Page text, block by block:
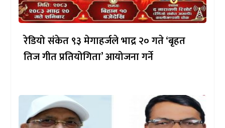
रेडियो संकेत ९३ मेगाहर्जले भाद्र २० गते ‘बृहत
तिज गीत प्रतियोगिता’ आयोजना गर्ने